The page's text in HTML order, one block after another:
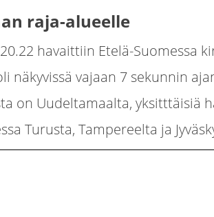
raja-alueelle
havaittiin Etelä-Suomessa
näkyvissä vajaan 7 sekunnin
on Uudeltamaalta, yksitttäisiä
Turusta, Tampereelta ja